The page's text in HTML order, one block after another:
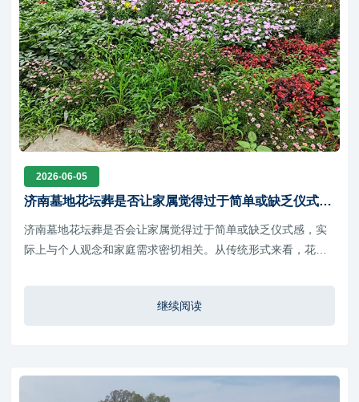
2026-06-05
济南墓地花坛葬是否让家属觉得过于简单或缺乏仪式
感？
济南墓地花坛葬是否会让家属觉得过于简单或缺乏仪式感，实
际上与个人观念和家庭需求密切相关。从传统形式来看，花坛
继续阅读